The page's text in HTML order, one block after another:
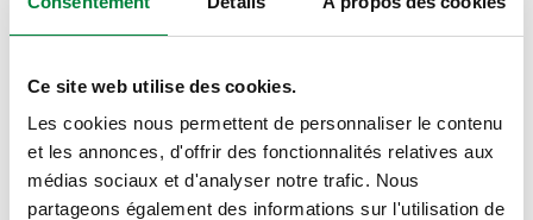
Ce site web utilise des cookies.
Les cookies nous permettent de personnaliser le contenu
et les annonces, d'offrir des fonctionnalités relatives aux
médias sociaux et d'analyser notre trafic. Nous
partageons également des informations sur l'utilisation de
SCHÉMAS ET SPÉCIFICATIONS
Code article Raccord
électrique
Kv droit